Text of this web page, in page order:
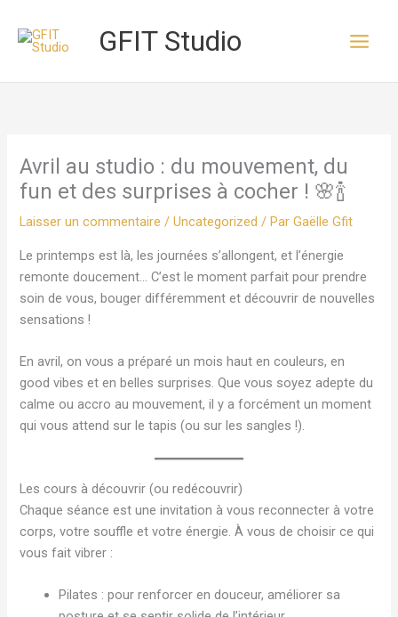
contenu
GFIT Studio
Avril au studio : du mouvement, du
fun et des surprises à cocher ! 🌸🍾
Laisser un commentaire /Uncategorized / ParGaëlle Gfit
Le printemps est là, les journées s’allongent, et l’énergie
remonte doucement… C’est le moment parfait pour prendre
soin de vous, bouger différemment et découvrir de nouvelles
sensations !
En avril, on vous a préparé un mois haut en couleurs, en
good vibes et en belles surprises. Que vous soyez adepte du
calme ou accro au mouvement, il y a forcément un moment
qui vous attend sur le tapis (ou sur les sangles !).
Les cours à découvrir (ou redécouvrir)
Chaque séance est une invitation à vous reconnecter à votre
corps, votre souffle et votre énergie. À vous de choisir ce qui
vous fait vibrer :
Pilates : pour renforcer en douceur, améliorer sa